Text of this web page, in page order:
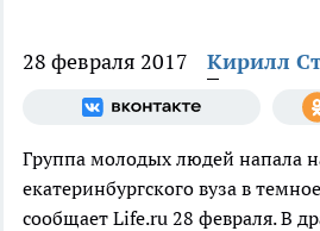
28 февраля 2017 Кирилл
Группа молодых людей напала
екатеринбургского вуза в
сообщает Life.ru 28 февраля. В